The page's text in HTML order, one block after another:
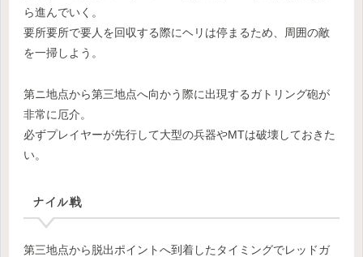
ら進んでいく。
要所要所で要人を回収する際にヘリは停まるため、周囲の敵
を一掃しよう。
第ニ地点から第三地点へ向かう際に出現するガトリング砲が
非常に厄介。
必ずプレイヤーが先行して大型の兵器やMTは破壊しておきた
い。
ナイル戦
第三地点から脱出ポイントへ到着したタイミングでレッドガ